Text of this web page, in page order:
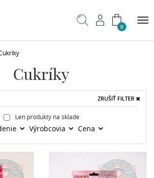
0
Cukríky
Len produkty na sklade
Výrobcovia Cena
ZRUŠIŤ FILTER